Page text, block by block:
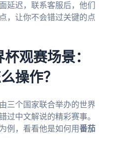
延迟，联系客服后，他们
，让你不会错过关键的点
观赛场景：
操作？
三个国家联合举办的世界
过中文解说的精彩赛事。
例，看看他是如何用番茄